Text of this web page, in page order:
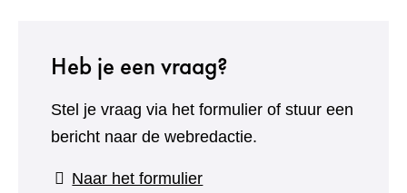
Heb je een vraag?
Stel je vraag via het formulier of stuur een
bericht naar de webredactie.
Naar het formulier(verwijst